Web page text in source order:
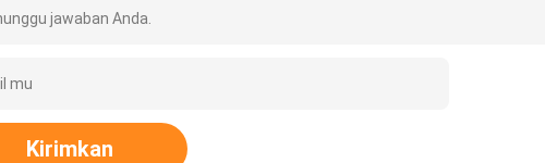
jawaban Anda.
Kirimkan